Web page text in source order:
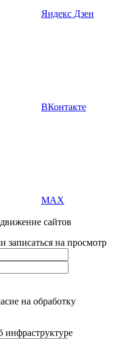
Яндекс Дзен
ВКонтакте
MAX
сайтов
записаться на просмотр
на обработку